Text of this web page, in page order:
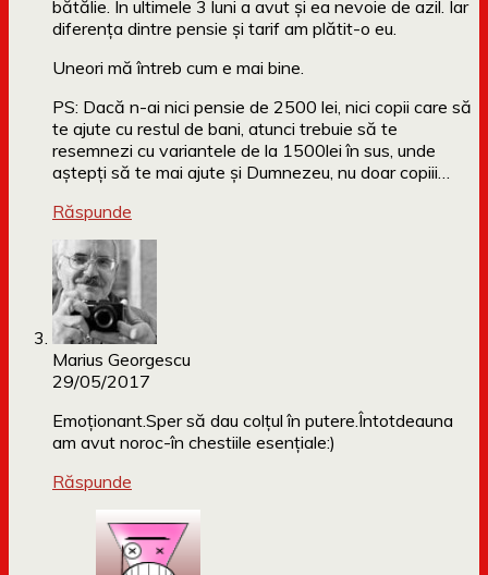
bătălie. În ultimele 3 luni a avut și ea nevoie de azil. Iar
diferența dintre pensie și tarif am plătit-o eu.
Uneori mă întreb cum e mai bine.
PS: Dacă n-ai nici pensie de 2500 lei, nici copii care să
te ajute cu restul de bani, atunci trebuie să te
resemnezi cu variantele de la 1500lei în sus, unde
aștepți să te mai ajute și Dumnezeu, nu doar copiii…
Răspunde
Marius Georgescu
29/05/2017
Emoționant.Sper să dau colțul în putere.Întotdeauna
am avut noroc-în chestiile esențiale:)
Răspunde